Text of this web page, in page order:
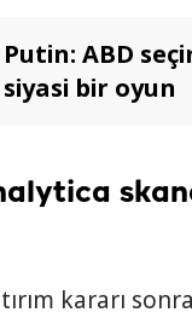
Putin: ABD
siyasi bir oyun
kararı